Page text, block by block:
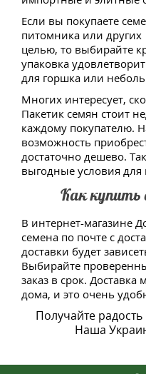
Если вы покупаете
питомника или
целью, то выбирайте
упаковка
для горшка или
Многих интересует,
Пакетик семян стоит
каждому покупателю.
возможность
достаточно дешево.
выгодные условия
Как купить
В интернет-магазине
семена по почте с
доставки будет
Выбирайте
заказ в срок.
дома, и это очень
Получайте
Наша